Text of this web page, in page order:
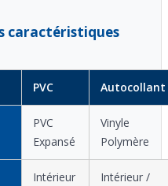
caractéristiques
PVC Autocollant
PVC
Expansé
Vinyle
Polymère
Intérieur
Intérieur /